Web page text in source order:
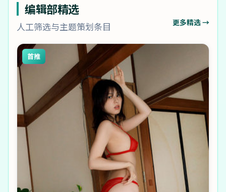
编辑部精选
人工筛选与主题策划条目 更多精选 →
首推